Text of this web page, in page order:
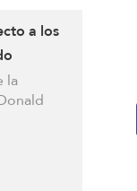
a los
la